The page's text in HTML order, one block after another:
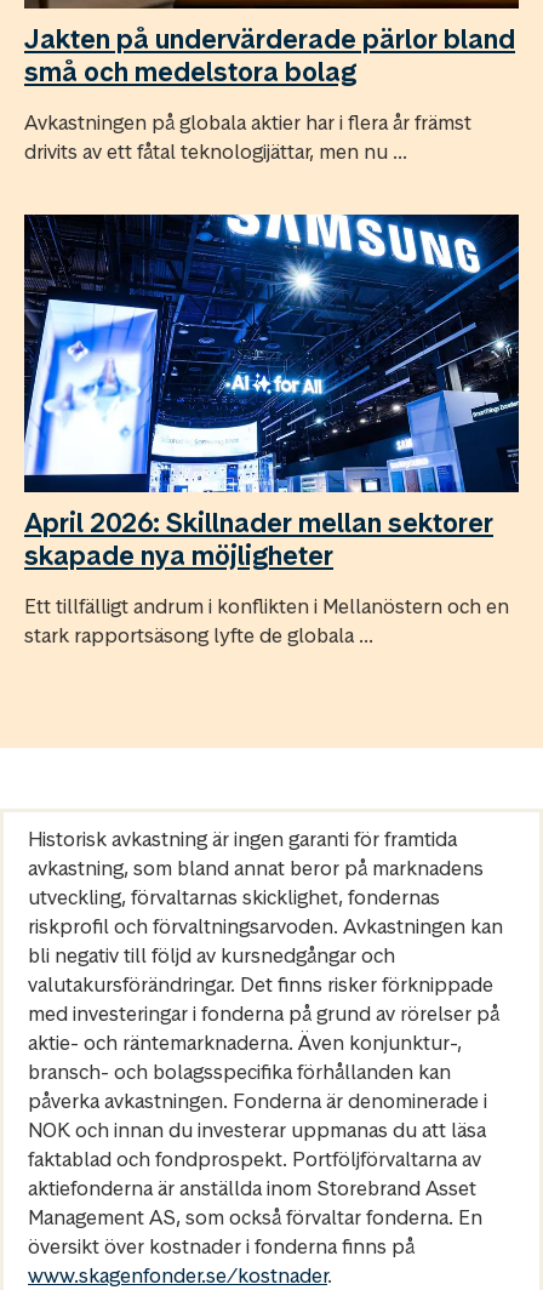
Jakten på undervärderade pärlor bland
små och medelstora bolag
Avkastningen på globala aktier har i flera år främst
drivits av ett fåtal teknologijättar, men nu ...
April 2026: Skillnader mellan sektorer
skapade nya möjligheter
Ett tillfälligt andrum i konflikten i Mellanöstern och en
stark rapportsäsong lyfte de globala ...
Historisk avkastning är ingen garanti för framtida
avkastning, som bland annat beror på marknadens
utveckling, förvaltarnas skicklighet, fondernas
riskprofil och förvaltningsarvoden. Avkastningen kan
bli negativ till följd av kursnedgångar och
valutakursförändringar. Det finns risker förknippade
med investeringar i fonderna på grund av rörelser på
aktie- och räntemarknaderna. Även konjunktur-,
bransch- och bolagsspecifika förhållanden kan
påverka avkastningen. Fonderna är denominerade i
NOK och innan du investerar uppmanas du att läsa
faktablad och fondprospekt. Portföljförvaltarna av
aktiefonderna är anställda inom Storebrand Asset
Management AS, som också förvaltar fonderna. En
översikt över kostnader i fonderna finns på
www.skagenfonder.se/kostnader.